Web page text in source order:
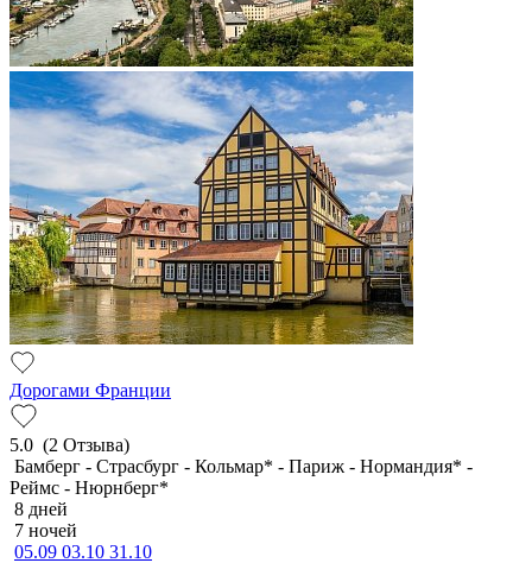
Дорогами Франции
5.0 (2 Отзыва)
Бамберг - Страсбург - Кольмар* - Париж - Нормандия* -
Реймс - Нюрнберг*
8 дней
7 ночей
05.09 03.10 31.10